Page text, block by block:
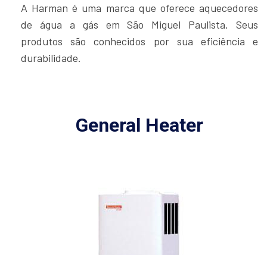
A Harman é uma marca que oferece aquecedores
de água a gás em São Miguel Paulista. Seus
produtos são conhecidos por sua eficiência e
durabilidade.
General Heater